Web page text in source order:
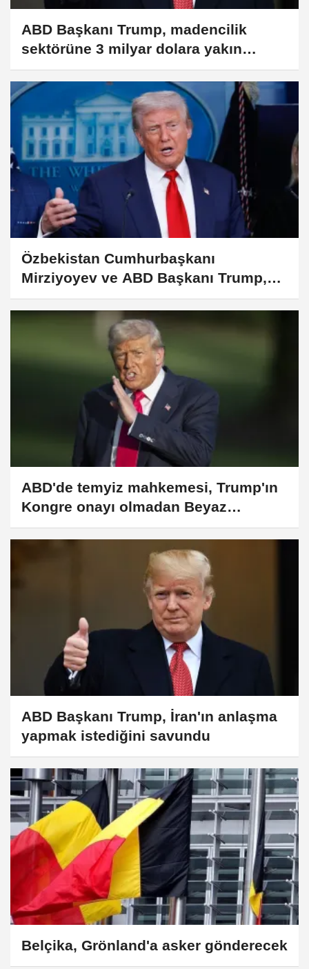
ABD Başkanı Trump, madencilik
sektörüne 3 milyar dolara yakın
yatırım yapacaklarını açıkladı
Özbekistan Cumhurbaşkanı
Mirziyoyev ve ABD Başkanı Trump,
stratejik ortaklığın geliştirilmesini ele
aldı
ABD'de temyiz mahkemesi, Trump'ın
Kongre onayı olmadan Beyaz
Saray’da balo salonu inşa
ABD Başkanı Trump, İran'ın anlaşma
yapmak istediğini savundu
Belçika, Grönland'a asker gönderecek